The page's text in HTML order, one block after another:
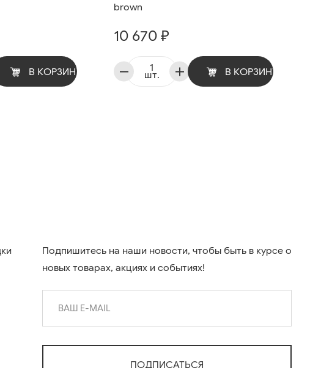
В КОРЗИНУ
brown
10 670 ₽
шт. В КОРЗИНУ
Подпишитесь на наши новости, чтобы быть в курсе о
новых товарах, акциях и событиях!